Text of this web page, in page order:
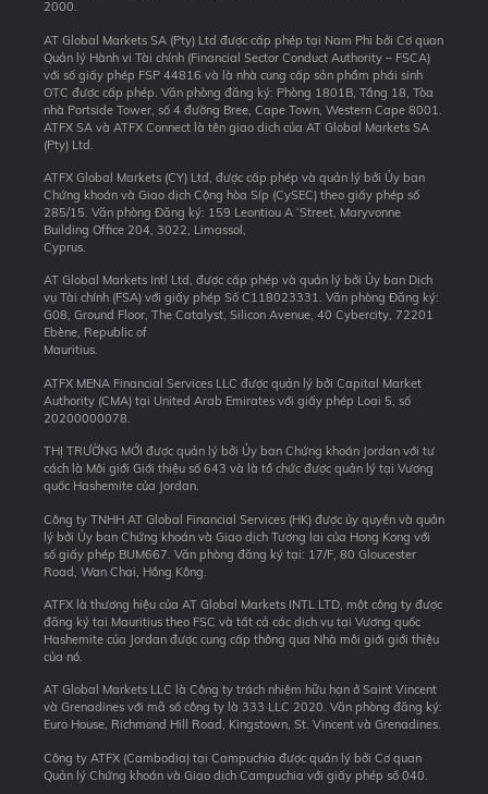
2000.
AT Global Markets SA (Pty) Ltd được cấp phép tại Nam Phi bởi Cơ quan
Quản lý Hành vi Tài chính (Financial Sector Conduct Authority – FSCA)
với số giấy phép FSP 44816 và là nhà cung cấp sản phẩm phái sinh
OTC được cấp phép. Văn phòng đăng ký: Phòng 1801B, Tầng 18, Tòa
nhà Portside Tower, số 4 đường Bree, Cape Town, Western Cape 8001.
ATFX SA và ATFX Connect là tên giao dịch của AT Global Markets SA
(Pty) Ltd.
ATFX Global Markets (CY) Ltd, được cấp phép và quản lý bởi Ủy ban
Chứng khoán và Giao dịch Cộng hòa Síp (CySEC) theo giấy phép số
285/15. Văn phòng Đăng ký: 159 Leontiou A ‘Street, Maryvonne
Building Office 204, 3022, Limassol,
Cyprus.
AT Global Markets Intl Ltd, được cấp phép và quản lý bởi Ủy ban Dịch
vụ Tài chính (FSA) với giấy phép Số C118023331. Văn phòng Đăng ký:
G08, Ground Floor, The Catalyst, Silicon Avenue, 40 Cybercity, 72201
Ebène, Republic of
Mauritius.
ATFX MENA Financial Services LLC được quản lý bởi Capital Market
Authority (CMA) tại United Arab Emirates với giấy phép Loại 5, số
20200000078.
THỊ TRƯỜNG MỚI được quản lý bởi Ủy ban Chứng khoán Jordan với tư
cách là Môi giới Giới thiệu số 643 và là tổ chức được quản lý tại Vương
quốc Hashemite của Jordan.
Công ty TNHH AT Global Financial Services (HK) được ủy quyền và quản
lý bởi Ủy ban Chứng khoán và Giao dịch Tương lai của Hong Kong với
số giấy phép BUM667. Văn phòng đăng ký tại: 17/F, 80 Gloucester
Road, Wan Chai, Hồng Kông.
ATFX là thương hiệu của AT Global Markets INTL LTD, một công ty được
đăng ký tại Mauritius theo FSC và tất cả các dịch vụ tại Vương quốc
Hashemite của Jordan được cung cấp thông qua Nhà môi giới giới thiệu
của nó.
AT Global Markets LLC là Công ty trách nhiệm hữu hạn ở Saint Vincent
và Grenadines với mã số công ty là 333 LLC 2020. Văn phòng đăng ký:
Euro House, Richmond Hill Road, Kingstown, St. Vincent và Grenadines.
Công ty ATFX (Cambodia) tại Campuchia được quản lý bởi Cơ quan
Quản lý Chứng khoán và Giao dịch Campuchia với giấy phép số 040.